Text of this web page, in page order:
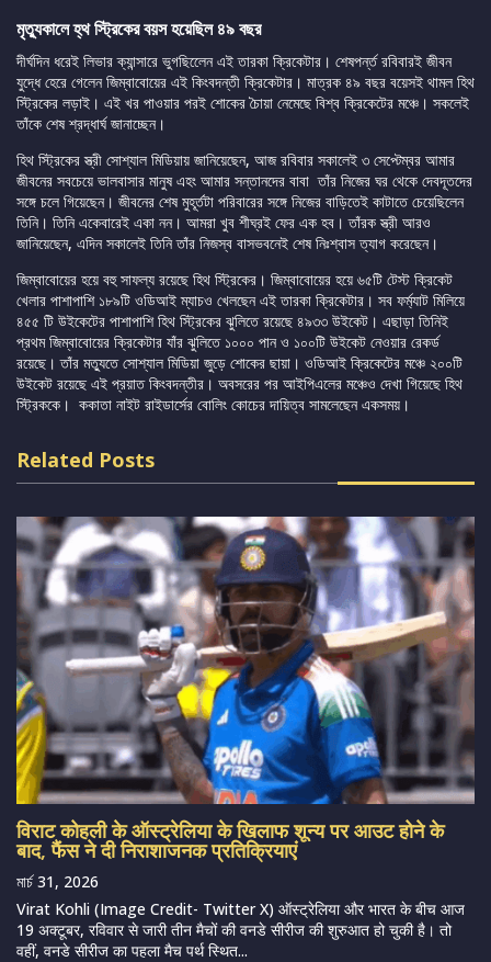
মৃত্যুকালে হ্থ স্ট্রিকের বয়স হয়েছিল ৪৯ বছর
দীর্ঘদিন ধরেই লিভার ক্যান্সারে ভুগছিলেেন এই তারকা ক্রিকেটার। শেষপর্ন্ত রবিবারই জীবন
যুদ্ধে হেরে গেলেন জিম্বাবোয়ের এই কিংবদন্তী ক্রিকেটার। মাত্রক ৪৯ বছর বয়েসই থামল হিথ
স্ট্রিকের লড়াই। এই খর পাওয়ার পরই শোকের চাৈয়া নেমেছে বিশ্ব ক্রিকেটের মঞ্চে। সকলেই
তাঁকে শেষ শ্রদ্ধার্ঘ জানাচ্ছেন।
হিথ স্ট্রিকের স্ত্রী সোশ্যাল মিডিয়ায় জানিয়েছেন, আজ রবিবার সকালেই ৩ সেপ্টেম্বর আমার
জীবনের সবচেয়ে ভালবাসার মানুষ এহং আমার সন্তানদের বাবা তাঁর নিজের ঘর থেকে দেবদূতদের
সঙ্গে চলে গিয়েছেন। জীবনের শেষ মুহূর্তটা পরিবারের সঙ্গে নিজের বাড়িতেই কাটাতে চেয়েছিলেন
তিনি। তিনি একেবারেই একা নন। আমরা খুব শীঘ্রই ফের এক হব। তাঁরক স্ত্রী আরও
জানিয়েছেন, এদিন সকালেই তিনি তাঁর নিজস্ব বাসভবনেই শেষ নিঃশ্বাস ত্যাগ করেছেন।
জিম্বাবোয়ের হয়ে বহু সাফল্য রয়েছে হিথ স্ট্রিকের। জিম্বাবোয়ের হয়ে ৬৫টি টেস্ট ক্রিকেট
খেলার পাশাপাশি ১৮৯টি ওডিআই ম্যাচও খেলছেন এই তারকা ক্রিকেটার। সব ফর্ম্যাট মিলিয়ে
৪৫৫ টি উইকেটের পাশাপাশি হিথ স্ট্রিকের ঝুলিতে রয়েছে ৪৯৩৩ উইকেট। এছাড়া তিনিই
প্রথম জিম্বাবোয়ের ক্রিকেটার যাঁর ঝুলিতে ১০০০ পান ও ১০০টি উইকেট নেওয়ার রেকর্ড
রয়েছে। তাঁর মত্যুতে সোশ্যাল মিডিয়া জুড়ে শোকের ছায়া। ওডিআই ক্রিকেটের মঞ্চে ২০০টি
উইকেট রয়েছে এই প্রয়াত কিংবদন্তীর। অবসরের পর আইপিএলের মঞ্চেও দেখা গিয়েছে হিথ
স্ট্রিককে। ককাতা নাইট রাইডার্সের বোলিং কোচের দায়িত্ব সামলেছেন একসময়।
Related Posts
विराट कोहली के ऑस्ट्रेलिया के खिलाफ शून्य पर आउट होने के
बाद, फैंस ने दी निराशाजनक प्रतिक्रियाएं
মার্চ 31, 2026
Virat Kohli (Image Credit- Twitter X) ऑस्ट्रेलिया और भारत के बीच आज
19 अक्टूबर, रविवार से जारी तीन मैचों की वनडे सीरीज की शुरुआत हो चुकी है। तो
वहीं, वनडे सीरीज का पहला मैच पर्थ स्थित...